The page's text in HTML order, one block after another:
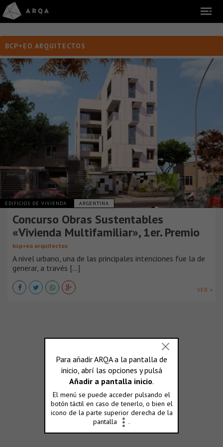
BCP+EO ARQUITECTOS
EDIFICIOS DE VIVIENDA ARGENTINA
Concurso Obras Sustentables
«Vivienda Multifamiliar», 1er. Premio
bcp+eo arquitectos
A nivel urbano, una de las principales intenciones fue la de
generar, a través [...]
VER +